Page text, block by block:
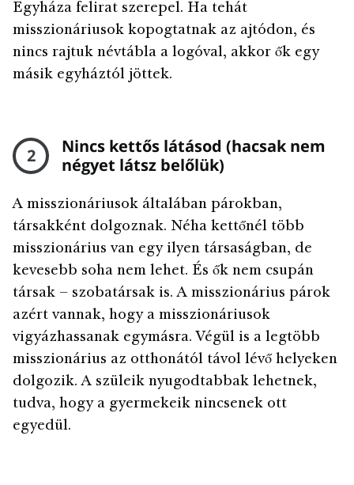
Egyháza felirat szerepel. Ha tehát
misszionáriusok kopogtatnak az ajtódon, és
nincs rajtuk névtábla a logóval, akkor ők egy
másik egyháztól jöttek.
2
Nincs kettős látásod (hacsak nem
négyet látsz belőlük)
A misszionáriusok általában párokban,
társakként dolgoznak. Néha kettőnél több
misszionárius van egy ilyen társaságban, de
kevesebb soha nem lehet. És ők nem csupán
társak – szobatársak is. A misszionárius párok
azért vannak, hogy a misszionáriusok
vigyázhassanak egymásra. Végül is a legtöbb
misszionárius az otthonától távol lévő helyeken
dolgozik. A szüleik nyugodtabbak lehetnek,
tudva, hogy a gyermekeik nincsenek ott
egyedül.